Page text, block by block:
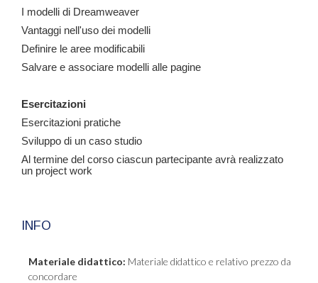
I modelli di Dreamweaver
Vantaggi nell'uso dei modelli
Definire le aree modificabili
Salvare e associare modelli alle pagine
Esercitazioni
Esercitazioni pratiche
Sviluppo di un caso studio
Al termine del corso ciascun partecipante avrà realizzato
un project work
INFO
Materiale didattico: Materiale didattico e relativo prezzo da
concordare